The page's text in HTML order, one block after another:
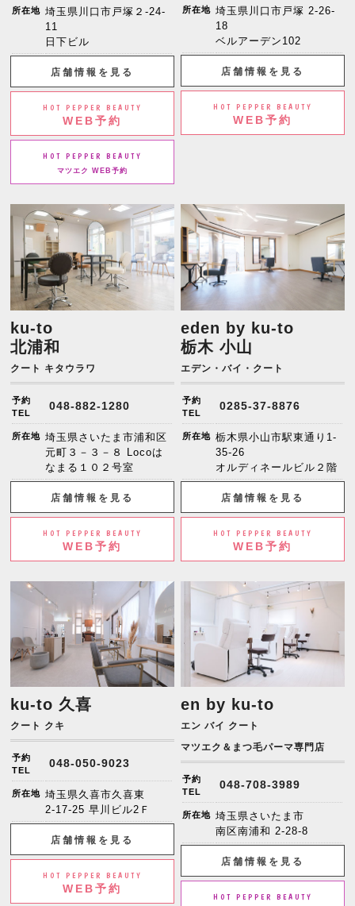
所在地 埼玉県川口市戸塚２-24-
11
日下ビル
店舗情報を見る
HOT PEPPER BEAUTY
WEB予約
HOT PEPPER BEAUTY
マツエク WEB予約
所在地 埼玉県川口市戸塚 2-26-
18
ベルアーデン102
店舗情報を見る
HOT PEPPER BEAUTY
WEB予約
ku-to
北浦和
クート キタウラワ
予約
TEL
048-882-1280
所在地 埼玉県さいたま市浦和区
元町３－３－８ Locoは
なまる１０２号室
店舗情報を見る
HOT PEPPER BEAUTY
WEB予約
eden by ku-to
栃木 小山
エデン・バイ・クート
予約
TEL
0285-37-8876
所在地 栃木県小山市駅東通り1-
35-26
オルディネールビル２階
店舗情報を見る
HOT PEPPER BEAUTY
WEB予約
ku-to 久喜
クート クキ
予約
TEL
048-050-9023
所在地 埼玉県久喜市久喜東
2-17-25 早川ビル2Ｆ
店舗情報を見る
HOT PEPPER BEAUTY
WEB予約
en by ku-to
エン バイ クート
マツエク＆まつ毛パーマ専門店
予約
TEL
048-708-3989
所在地 埼玉県さいたま市
南区南浦和 2-28-8
店舗情報を見る
HOT PEPPER BEAUTY